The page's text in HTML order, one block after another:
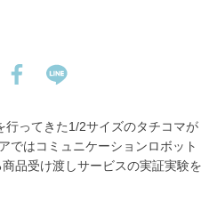
bo
ok
で
送
行ってきた1/2サイズのタチコマが
ではコミュニケーションロボット
品受け渡しサービスの実証実験を